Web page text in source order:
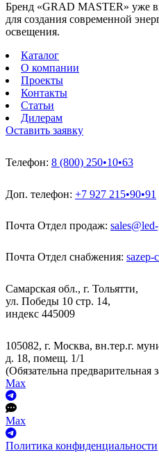
Бренд «GRAD MASTER» уже
для создания современной
освещения.
Каталог
О компании
Проекты
Контакты
Статьи
Дилерам
Оставить заявку
Телефон: 8 (800) 250•10•63
Доп. телефон: +7 927 215•90•91
Почта Отдел продаж:
Почта Отдел снабжения: sazep-
Самарская обл., г. Тольятти,
ул. Победы 10 стр. 14,
индекс 445009
105082, г. Москва, вн.тер.г.
д. 18, помещ. 1/1
(Обязательна предварительная
Max
Max
Политика конфиденциальности